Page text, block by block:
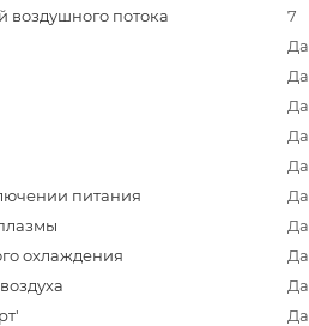
воздушного потока
7
Да
Да
Да
Да
Да
питания
Да
Да
охлаждения
Да
Да
Да